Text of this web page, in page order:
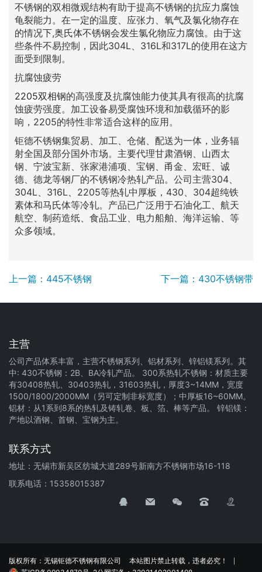
不锈钢的双相微观结构有助于提高不锈钢的抗应力腐蚀
龟裂能力。在一定的温度、应张力、氧气及氯化物存在
的情况下,奥氏体不锈钢会发生氯化物应力腐蚀。由于这
些条件不易控制，因此304L、316L和317L的使用在这方
面受到限制。
抗腐蚀疲劳
2205双相钢的高强度及抗腐蚀能力使其具有很高的抗腐
蚀疲劳强度。加工设备易受腐蚀环境和加载循环的影
响，2205的特性非常适合这样的应用。
钜德不锈钢集贸易、加工、仓储、配送为一体，业务辐
射全国及部分国外市场。主要代理甘肃酒钢、山西太
钢、宁波宝新、张家港浦项、宝钢、甬金、宏旺、诚
德、德龙等钢厂的不锈钢冷热轧产品。公司主营304、
304L、316L、2205等热轧中厚板，430、304超纯铁
素体和马氏体等冷轧。产品已广泛用于石油化工、航天
航空、制药造纸、食品工业、电力船舶、海洋运输、等
众多领域。
上一篇：445不锈钢 下一篇：430不锈钢带
主营
公司产品体系丰富，主营不锈钢系列、铝材系列、锌铝镁系列。其
中: 430不锈钢：2B、BA冷轧产品。 300系热轧不锈钢：材质主要
有30408热轧、30403热轧，31603热轧，厚度3~14MM，宽度
1500/1800/2000MM（另可定制非标宽度）；中厚板16~60MM。
铝材：从1系到8系的热轧及铸轧卷、板、箔、棒等产品。 锌铝镁：
产地以酒钢、首钢、宝钢为主。
联系方式
地址：无锡市新吴区纺城大道289号新南方不锈钢市场16-118
联系电话：15358015387
版权所有：无锡钜德不锈钢有限公司
本站图片禁止转载，违者必究！